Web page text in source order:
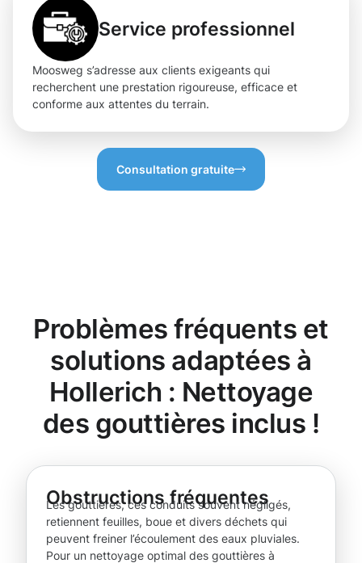
Service professionnel
Moosweg s’adresse aux clients exigeants qui
recherchent une prestation rigoureuse, efficace et
conforme aux attentes du terrain.
Consultation gratuite
Problèmes fréquents et
solutions adaptées à
Hollerich : Nettoyage
des gouttières inclus !
Obstructions fréquentes
Les gouttières, ces conduits souvent négligés,
retiennent feuilles, boue et divers déchets qui
peuvent freiner l’écoulement des eaux pluviales.
Pour un nettoyage optimal des gouttières à